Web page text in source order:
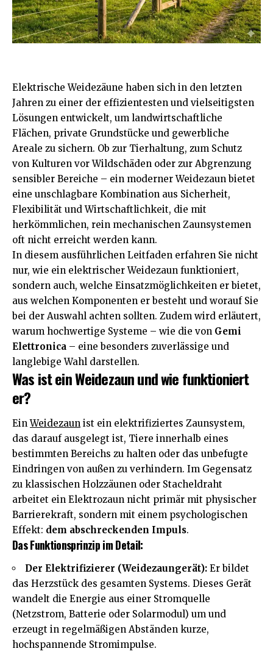
Elektrische Weidezäune haben sich in den letzten
Jahren zu einer der effizientesten und vielseitigsten
Lösungen entwickelt, um landwirtschaftliche
Flächen, private Grundstücke und gewerbliche
Areale zu sichern. Ob zur Tierhaltung, zum Schutz
von Kulturen vor Wildschäden oder zur Abgrenzung
sensibler Bereiche – ein moderner Weidezaun bietet
eine unschlagbare Kombination aus Sicherheit,
Flexibilität und Wirtschaftlichkeit, die mit
herkömmlichen, rein mechanischen Zaunsystemen
oft nicht erreicht werden kann.
In diesem ausführlichen Leitfaden erfahren Sie nicht
nur, wie ein elektrischer Weidezaun funktioniert,
sondern auch, welche Einsatzmöglichkeiten er bietet,
aus welchen Komponenten er besteht und worauf Sie
bei der Auswahl achten sollten. Zudem wird erläutert,
warum hochwertige Systeme – wie die von Gemi
Elettronica – eine besonders zuverlässige und
langlebige Wahl darstellen.
Was ist ein Weidezaun und wie funktioniert
er?
EinWeidezaun ist ein elektrifiziertes Zaunsystem,
das darauf ausgelegt ist, Tiere innerhalb eines
bestimmten Bereichs zu halten oder das unbefugte
Eindringen von außen zu verhindern. Im Gegensatz
zu klassischen Holzzäunen oder Stacheldraht
arbeitet ein Elektrozaun nicht primär mit physischer
Barrierekraft, sondern mit einem psychologischen
Effekt: dem abschreckenden Impuls.
Das Funktionsprinzip im Detail:
Der Elektrifizierer (Weidezaungerät): Er bildet
das Herzstück des gesamten Systems. Dieses Gerät
wandelt die Energie aus einer Stromquelle
(Netzstrom, Batterie oder Solarmodul) um und
erzeugt in regelmäßigen Abständen kurze,
hochspannende Stromimpulse.